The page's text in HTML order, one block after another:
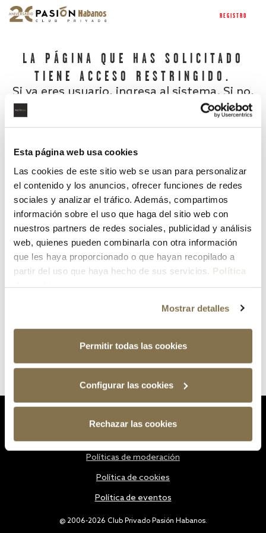
Esta página web usa cookies
Las cookies de este sitio web se usan para personalizar
el contenido y los anuncios, ofrecer funciones de redes
sociales y analizar el tráfico. Además, compartimos
información sobre el uso que haga del sitio web con
nuestros partners de redes sociales, publicidad y análisis
web, quienes pueden combinarla con otra información
que les haya proporcionado o que hayan recopilado a
partir del uso que haya hecho de sus servicios. Política
Mostrar detalles
Permitir todas las cookies
Configurar las cookies
Rechazar las cookies
REGISTRO
LA PÁGINA QUE HAS SOLICITADO
TIENE ACCESO RESTRINGIDO.
Si ya eres usuario, ingresa al sistema. Si no,
¿Has olvidado tu contraseña?
@ 2006-2026 Club Privado Pasión Habanos.
Políticas de moderación
Política de cookies
Política de eventos